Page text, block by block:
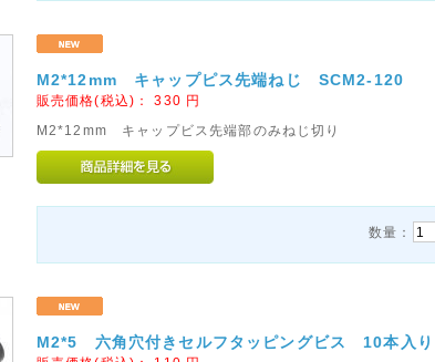
M2*12mm キャップピス先端ねじ SCM2-120
販売価格(税込)：330 円
M2*12mm キャップビス先端部のみねじ切り
数量：
M2*5 六角穴付きセルフタッピングビス 10本入